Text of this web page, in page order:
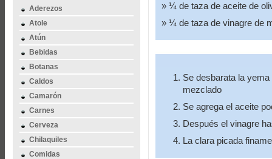
Aderezos
Atole
Atún
Bebidas
Botanas
Caldos
Camarón
Carnes
Cerveza
Chilaquiles
Comidas
¼ de taza de aceite de
¼ de taza de vinagre de
Se desbarata la
mezclado
Se agrega el aceite
Después el vinagre
La clara picada